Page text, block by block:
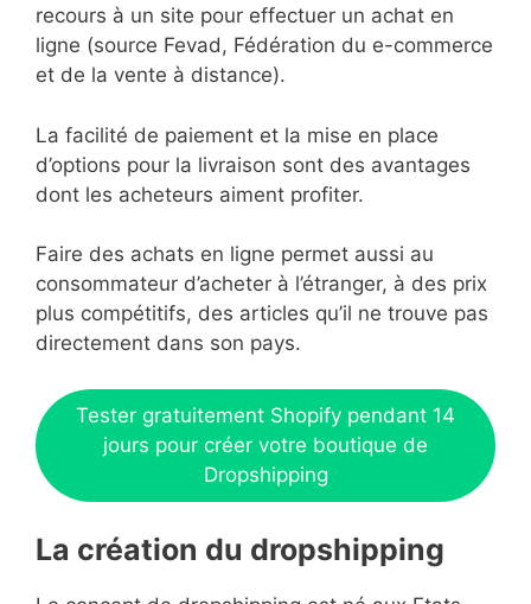
recours à un site pour effectuer un achat en
ligne (source Fevad, Fédération du e-commerce
et de la vente à distance).
La facilité de paiement et la mise en place
d’options pour la livraison sont des avantages
dont les acheteurs aiment profiter.
Faire des achats en ligne permet aussi au
consommateur d’acheter à l’étranger, à des prix
plus compétitifs, des articles qu’il ne trouve pas
directement dans son pays.
Tester gratuitement Shopify pendant 14
jours pour créer votre boutique de
Dropshipping
La création du dropshipping